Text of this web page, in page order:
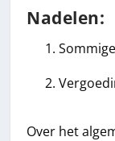
Nadelen:
Over het